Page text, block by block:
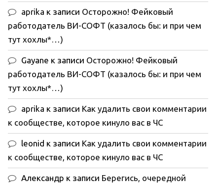
aprika к записи Осторожно! Фейковый
работодатель ВИ-СОФТ (казалось бы: и при чем
тут хохлы*…)
Gayane к записи Осторожно! Фейковый
работодатель ВИ-СОФТ (казалось бы: и при чем
тут хохлы*…)
aprika к записи Как удалить свои комментарии
к сообществе, которое кинуло вас в ЧС
leonid к записи Как удалить свои комментарии
к сообществе, которое кинуло вас в ЧС
Александр к записи Берегись, очередной